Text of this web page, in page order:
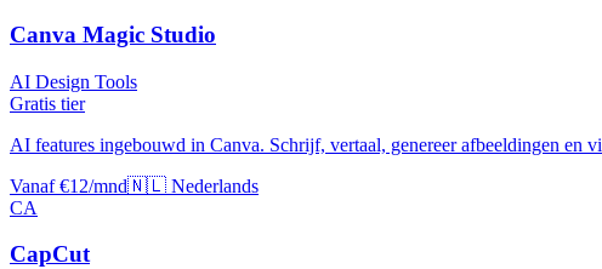
Canva Magic Studio
AI Design Tools
Gratis tier
AI features ingebouwd in Canva. Schrijf, vertaal, genereer afbeeldingen en
Vanaf €12/mnd🇳🇱 Nederlands
CA
CapCut